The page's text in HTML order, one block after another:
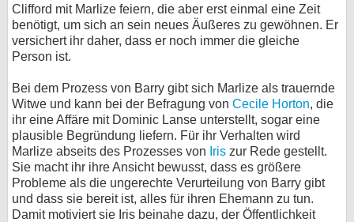
Clifford mit Marlize feiern, die aber erst einmal eine Zeit
benötigt, um sich an sein neues Äußeres zu gewöhnen. Er
versichert ihr daher, dass er noch immer die gleiche
Person ist.
Bei dem Prozess von Barry gibt sich Marlize als trauernde
Witwe und kann bei der Befragung von Cecile Horton, die
ihr eine Affäre mit Dominic Lanse unterstellt, sogar eine
plausible Begründung liefern. Für ihr Verhalten wird
Marlize abseits des Prozesses von Iris zur Rede gestellt.
Sie macht ihr ihre Ansicht bewusst, dass es größere
Probleme als die ungerechte Verurteilung von Barry gibt
und dass sie bereit ist, alles für ihren Ehemann zu tun.
Damit motiviert sie Iris beinahe dazu, der Öffentlichkeit